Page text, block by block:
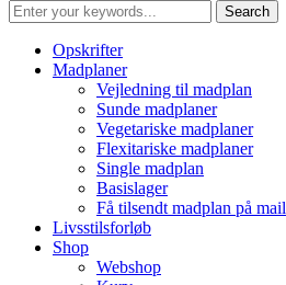
Opskrifter
Madplaner
Vejledning til madplan
Sunde madplaner
Vegetariske madplaner
Flexitariske madplaner
Single madplan
Basislager
Få tilsendt madplan på mail
Livsstilsforløb
Shop
Webshop